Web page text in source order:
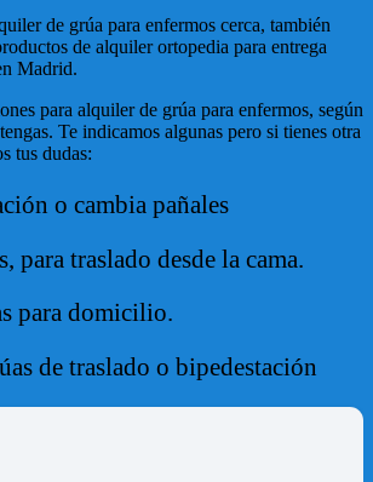
de grúa para enfermos cerca, también
de alquiler ortopedia para entrega
Madrid.
para alquiler de grúa para enfermos, según
Te indicamos algunas pero si tienes otra
tus dudas:
o cambia pañales
para traslado desde la cama.
para domicilio.
de traslado o bipedestación